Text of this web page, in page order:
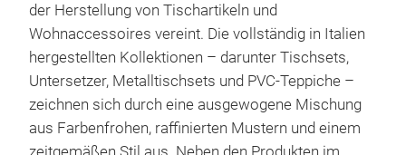
der Herstellung von Tischartikeln und
Wohnaccessoires vereint. Die vollständig in Italien
hergestellten Kollektionen – darunter Tischsets,
Untersetzer, Metalltischsets und PVC-Teppiche –
zeichnen sich durch eine ausgewogene Mischung
aus Farbenfrohen, raffinierten Mustern und einem